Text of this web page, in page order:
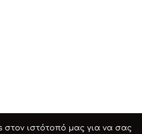
στον ιστότοπό μας για να σας